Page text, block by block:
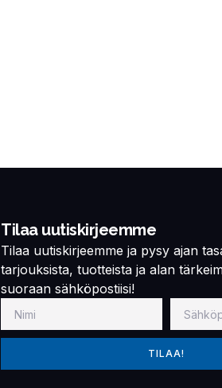
Tilaa uutiskirjeemme
Tilaa uutiskirjeemme ja pysy ajan
tarjouksista, tuotteista ja alan
suoraan sähköpostiisi!
TILAA!